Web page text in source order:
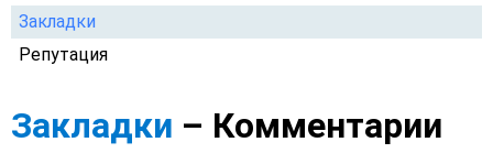
Закладки
Репутация
Закладки – Комментарии